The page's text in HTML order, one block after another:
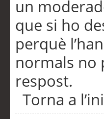
un
que si ho
perquè
normals no
respost.
Torna a